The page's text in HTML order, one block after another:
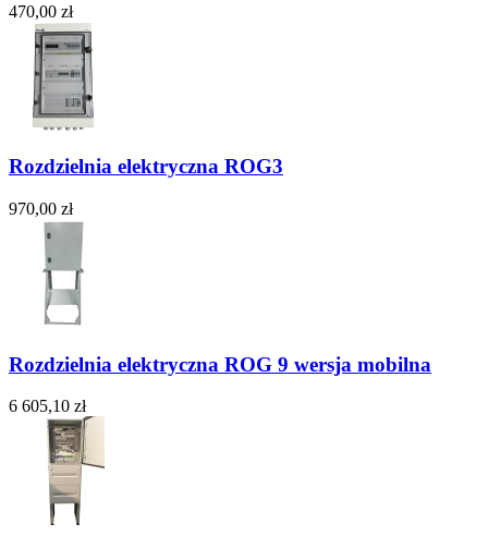
470,00 zł
Rozdzielnia elektryczna ROG3
970,00 zł
Rozdzielnia elektryczna ROG 9 wersja mobilna
6 605,10 zł